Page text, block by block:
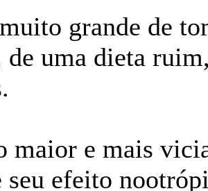
grande de
de uma dieta
maior e mais
seu efeito